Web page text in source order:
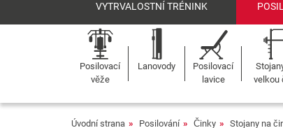
VYTRVALOSTNÍ TRÉNINK
Posilovací
věže
Lanovody
Posilovací
lavice
velkou
Úvodní strana Posilování Činky Stojany na